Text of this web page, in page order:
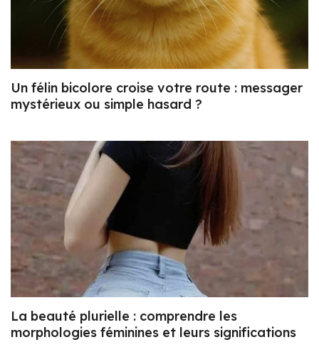
Un félin bicolore croise votre route : messager
mystérieux ou simple hasard ?
La beauté plurielle : comprendre les
morphologies féminines et leurs significations